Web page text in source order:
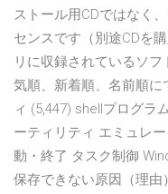
ストール用CDではなく
センスです（別途CDを
リに収録されているソ
気順、新着順、名前順
ィ (5,447) shellプログラ
ーティリティ エミュレ
動・終了 タスク制御
保存できない原因（理由